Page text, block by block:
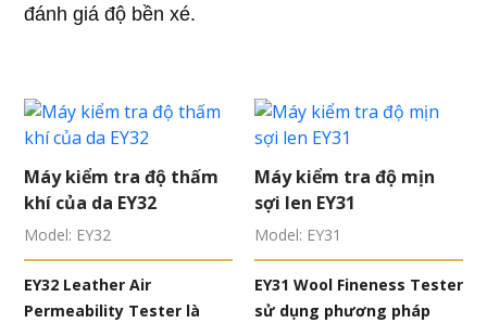
đánh giá độ bền xé.
Máy kiểm tra độ thấm
khí của da EY32
Model: EY32
EY32 Leather Air
Permeability Tester là
Máy kiểm tra độ mịn
sợi len EY31
Model: EY31
EY31 Wool Fineness Tester
sử dụng phương pháp